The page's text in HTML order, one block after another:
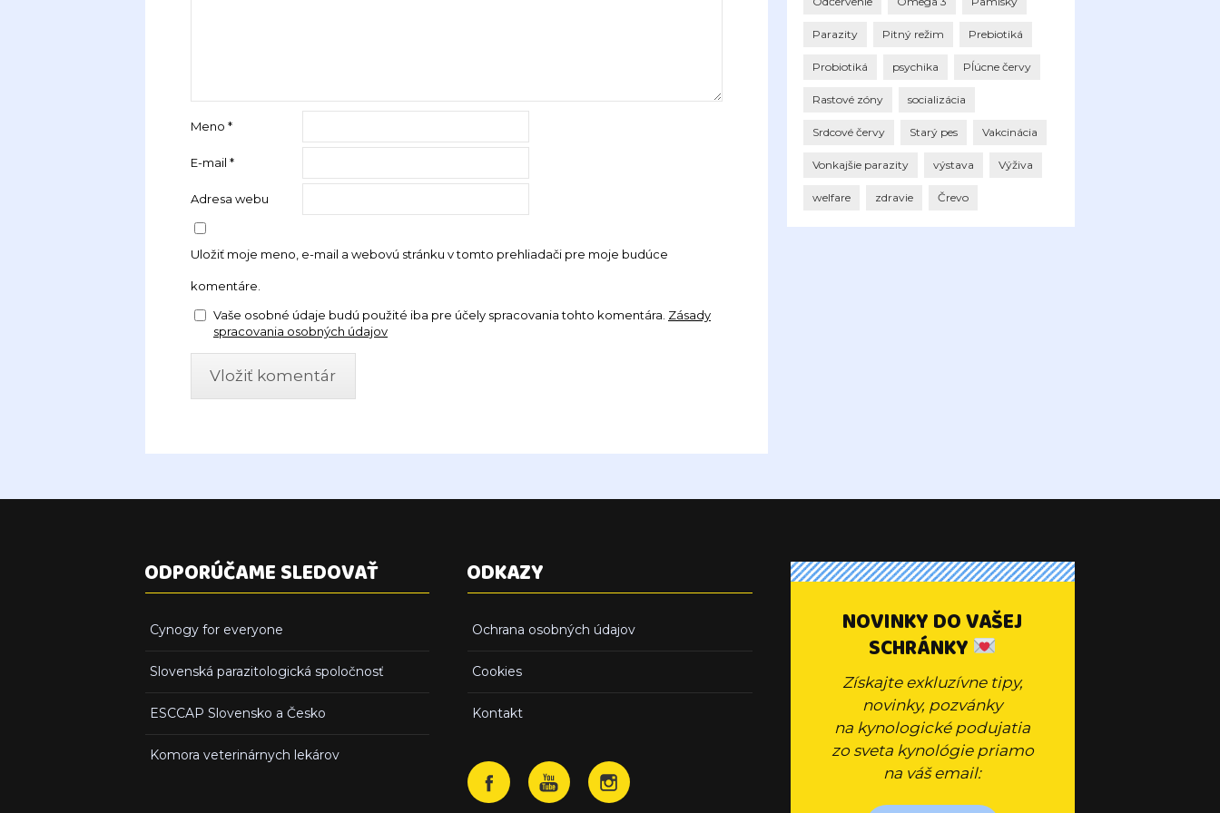
Meno *
E-mail *
Adresa webu
Uložiť moje meno, e-mail a webovú stránku v tomto prehliadači pre moje budúce
komentáre.
Vaše osobné údaje budú použité iba pre účely spracovania tohto komentára. Zásady
spracovania osobných údajov
Parazity Pitný režim Prebiotiká
Probiotiká psychika Pĺúcne červy
Rastové zóny socializácia
Srdcové červy Starý pes Vakcinácia
Vonkajšie parazity výstava Výživa
welfare zdravie Črevo
ODPORÚČAME SLEDOVAŤ
Cynogy for everyone
Slovenská parazitologická spoločnosť
ESCCAP Slovensko a Česko
Komora veterinárnych lekárov
ODKAZY
Ochrana osobných údajov
Cookies
Kontakt
NOVINKY DO VAŠEJ
SCHRÁNKY
Získajte exkluzívne tipy,
novinky, pozvánky
na kynologické podujatia
zo sveta kynológie priamo
na váš email: